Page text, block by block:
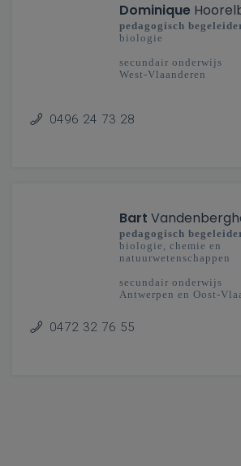
Dominique
pedagogisch
biologie
secundair onderwijs
West-Vlaanderen
0496 24 73 28
Bart
pedagogisch
biologie, chemie en
natuurwetenschappen
secundair onderwijs
Antwerpen en Oost-
0472 32 76 55